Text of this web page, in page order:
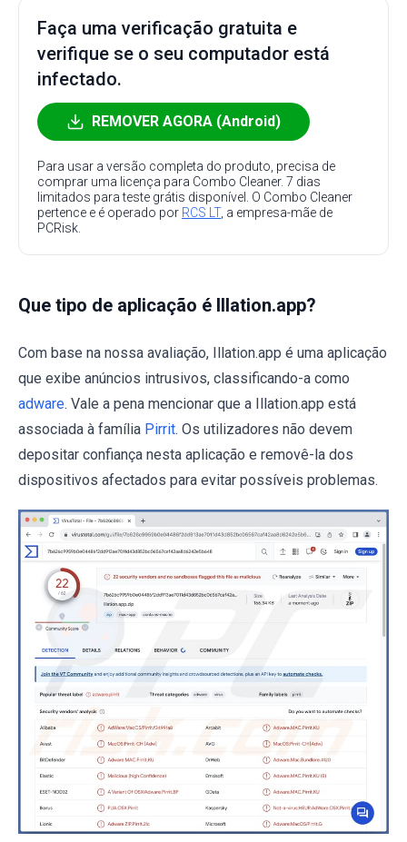
Faça uma verificação gratuita e
verifique se o seu computador está
infectado.
REMOVER AGORA (Android)
Para usar a versão completa do produto, precisa de
comprar uma licença para Combo Cleaner. 7 dias
limitados para teste grátis disponível. O Combo Cleaner
pertence e é operado por RCS LT, a empresa-mãe de
PCRisk.
Que tipo de aplicação é Illation.app?
Com base na nossa avaliação, Illation.app é uma aplicação
que exibe anúncios intrusivos, classificando-a como
adware. Vale a pena mencionar que a Illation.app está
associada à família Pirrit. Os utilizadores não devem
depositar confiança nesta aplicação e removê-la dos
dispositivos afectados para evitar possíveis problemas.